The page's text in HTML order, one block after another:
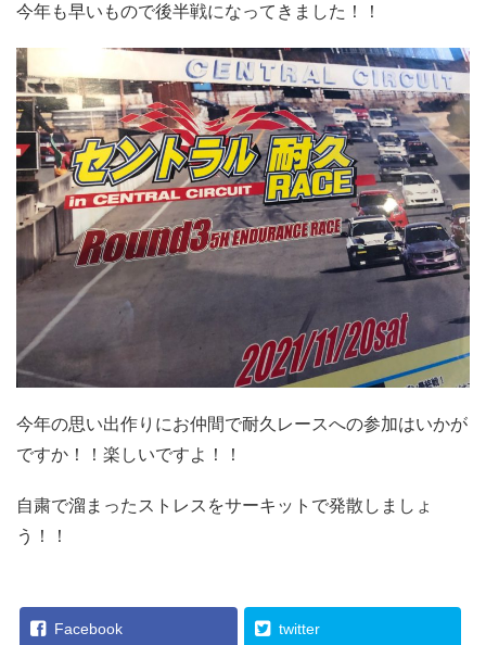
今年も早いもので後半戦になってきました！！
今年の思い出作りにお仲間で耐久レースへの参加はいかが
ですか！！楽しいですよ！！
自粛で溜まったストレスをサーキットで発散しましょ
う！！
Facebook twitter